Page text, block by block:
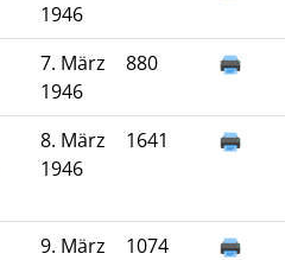
1946
7. März
1946
880
8. März
1946
1641
9. März
1074